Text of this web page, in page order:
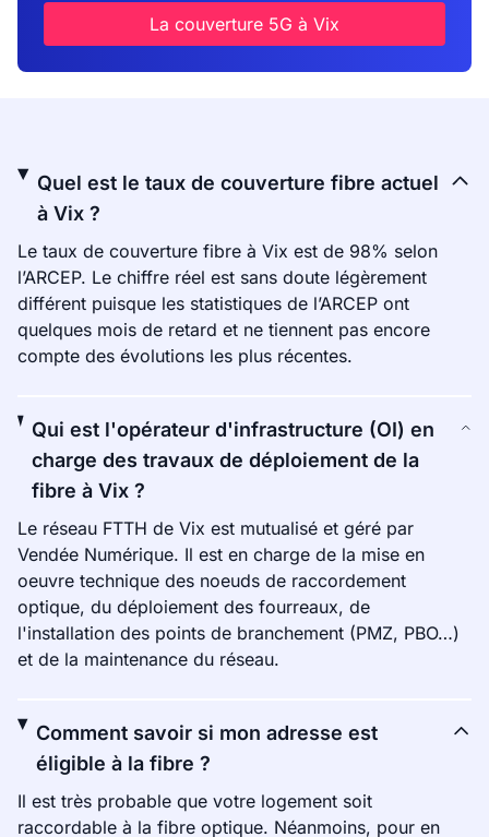
La couverture 5G à Vix
Quel est le taux de couverture fibre actuel
à Vix ?
Le taux de couverture fibre à Vix est de 98% selon
l’ARCEP. Le chiffre réel est sans doute légèrement
différent puisque les statistiques de l’ARCEP ont
quelques mois de retard et ne tiennent pas encore
compte des évolutions les plus récentes.
Qui est l'opérateur d'infrastructure (OI) en
charge des travaux de déploiement de la
fibre à Vix ?
Le réseau FTTH de Vix est mutualisé et géré par
Vendée Numérique. Il est en charge de la mise en
oeuvre technique des noeuds de raccordement
optique, du déploiement des fourreaux, de
l'installation des points de branchement (PMZ, PBO…)
et de la maintenance du réseau.
Comment savoir si mon adresse est
éligible à la fibre ?
Il est très probable que votre logement soit
raccordable à la fibre optique. Néanmoins, pour en